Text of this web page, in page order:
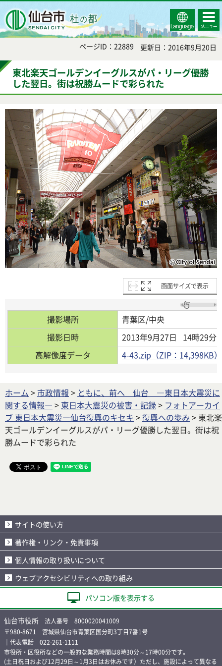
Select
Language
コンテ
ンツメ
ニュー
ページID：22889 更新日：2016年9月20日
東北楽天ゴールデンイーグルスがパ・リーグ優勝
した翌日。街は祝勝ムードで彩られた
画面サイズで表示
撮影場所
青葉区/中央
撮影日時
2013年9月27日
14時29分
高解像度データ
4-43.zip（ZIP：14,398KB）
ホーム >市政情報 > ともに、前へ 仙台 ―東日本大震災に
関する情報― > 東日本大震災の被害・記録> フォトアーカイ
ブ 東日本大震災―仙台復興のキセキ >復興への歩み > 東北楽
天ゴールデンイーグルスがパ・リーグ優勝した翌日。街は祝
勝ムードで彩られた
サイトの使い方
著作権・リンク・免責事項
個人情報の取り扱いについて
ウェブアクセシビリティへの取り組み
パソコン版を表示する
仙台市役所 法人番号 8000020041009
〒980-8671 宮城県仙台市青葉区国分町3丁目7番1号
｜代表電話 022-261-1111
市役所・区役所などの一般的な業務時間は8時30分～17時00分です。
(土日祝日および12月29日～1月3日はお休みです）ただし、施設によって異なる